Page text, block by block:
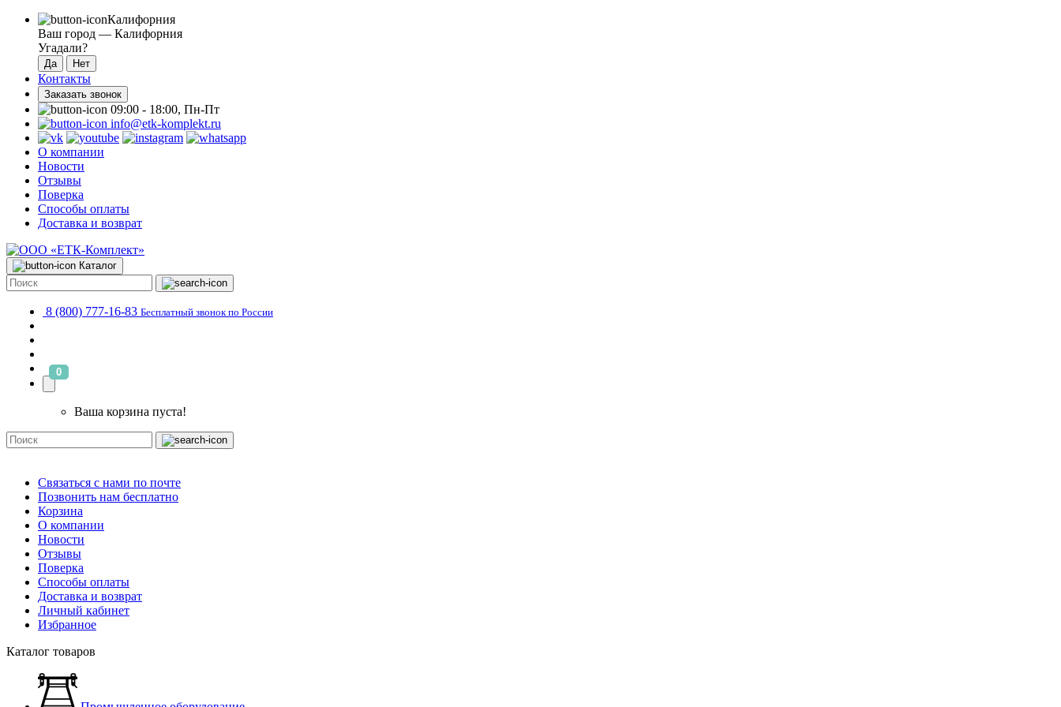
Калифорния
Ваш город — Калифорния
Угадали?
Контакты
Заказать звонок
09:00 - 18:00, Пн-Пт
info@etk-komplekt.ru
О компании
Новости
Отзывы
Поверка
Способы оплаты
Доставка и возврат
Каталог
8 (800) 777-16-83 Бесплатный звонок по России
0
Ваша корзина пуста!
Связаться с нами по почте
Позвонить нам бесплатно
Корзина
О компании
Новости
Отзывы
Поверка
Способы оплаты
Доставка и возврат
Личный кабинет
Избранное
Каталог товаров